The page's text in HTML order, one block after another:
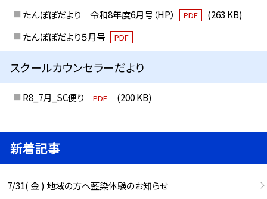
たんぽぽだより 令和8年度6月号（HP）
PDF
(263 KB)
たんぽぽだより５月号
PDF
スクールカウンセラーだより
R8_7月_SC便り PDF (200 KB)
新着記事
7/31( 金 ) 地域の方へ藍染体験のお知らせ